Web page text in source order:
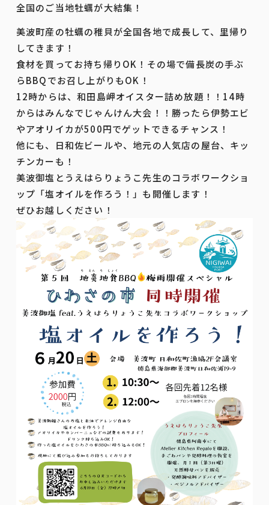
全国のご当地牡蠣が大結集！
美波町産の牡蠣の稚貝が全国各地で成長して、里帰り
してきます！
食材を買ってお持ち帰りOK！その場で備長炭の手ぶ
らBBQでお召し上がりもOK！
12時からは、和田島岬オイスター詰め放題！！14時
からはみんなでじゃんけん大会！！勝ったら伊勢エビ
やアオリイカが500円でゲットできるチャンス！
他にも、日和佐ビールや、地元の人気店の屋台、キッ
チンカーも！
美波御塩とうえはらりょうこ先生のコラボワークショ
ップ「塩オイルを作ろう！」も開催します！
ぜひお越しください！